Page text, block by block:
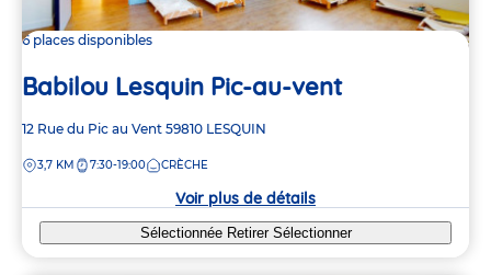
6 places disponibles
Babilou Lesquin Pic-au-vent
Adresse
la
12 Rue du Pic au Vent 59810 LESQUIN
DISTANCE
3,7 KM 7:30-19:00 CRÈCHE
Voir plus de détails
Sélectionnée Retirer Sélectionner